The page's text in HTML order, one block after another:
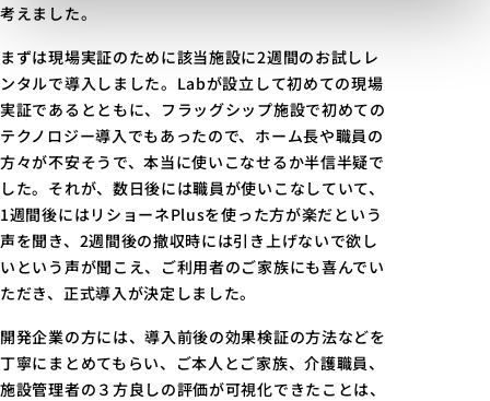
考えました。
まずは現場実証のために該当施設に2週間のお試しレ
ンタルで導入しました。Labが設立して初めての現場
実証であるとともに、フラッグシップ施設で初めての
テクノロジー導入でもあったので、ホーム長や職員の
方々が不安そうで、本当に使いこなせるか半信半疑で
した。それが、数日後には職員が使いこなしていて、
1週間後にはリショーネPlusを使った方が楽だという
声を聞き、2週間後の撤収時には引き上げないで欲し
いという声が聞こえ、ご利用者のご家族にも喜んでい
ただき、正式導入が決定しました。
開発企業の方には、導入前後の効果検証の方法などを
丁寧にまとめてもらい、ご本人とご家族、介護職員、
施設管理者の３方良しの評価が可視化できたことは、